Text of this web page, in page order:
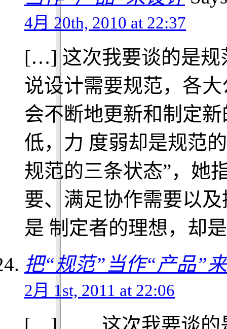
4月 20th, 2010 at 22:37
[…] 这次我要谈的是规
说设计需要规范，各
会不断地更新和制定
低，力 度弱却是规范
规范的三条状态”，她
要、满足协作需要以
是 制定者的理想，却
把“规范”当作“产品”
2月 1st, 2011 at 22:06